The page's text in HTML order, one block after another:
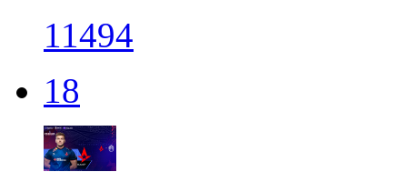
11494
18